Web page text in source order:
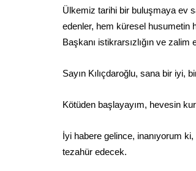
Ülkemiz tarihi bir buluşmaya ev
edenler, hem küresel husumetin
Başkanı istikrarsızlığın ve zalim
Sayın Kılıçdaroğlu, sana bir iyi,
Kötüden başlayayım, hevesin
İyi habere gelince, inanıyorum
tezahür edecek.